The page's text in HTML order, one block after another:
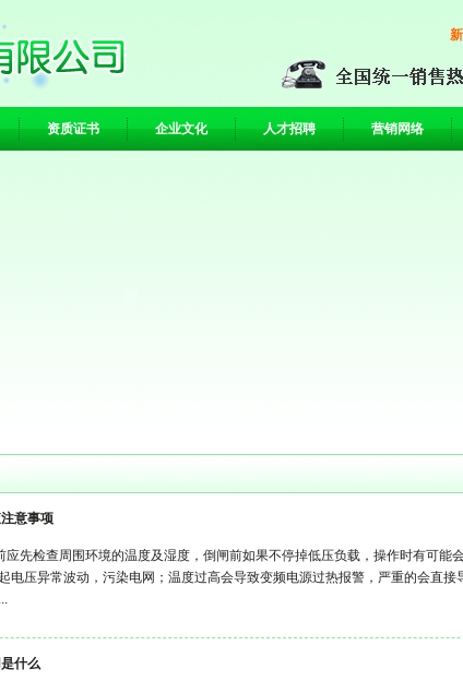
资质证书 企业文化 人才招聘 营销网络
意事项
应先检查周围环境的温度及湿度，倒闸前如果不停掉低压负载，操作时有可能
电压异常波动，污染电网；温度过高会导致变频电源过热报警，严重的会直接
什么